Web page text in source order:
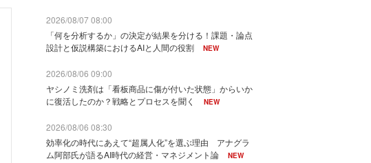
2026/08/07 08:00
「何を分析するか」の決定が結果を分ける！課題・論点
設計と仮説構築におけるAIと人間の役割
NEW
2026/08/06 09:00
ヤシノミ洗剤は「看板商品に傷が付いた状態」からいか
に復活したのか？戦略とプロセスを聞く
NEW
2026/08/06 08:30
効率化の時代にあえて“超属人化”を選ぶ理由 アナグラ
ム阿部氏が語るAI時代の経営・マネジメント論
NEW